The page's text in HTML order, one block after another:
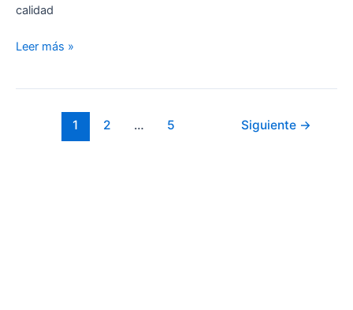
calidad
Leer más »
1 2 … 5 Siguiente →